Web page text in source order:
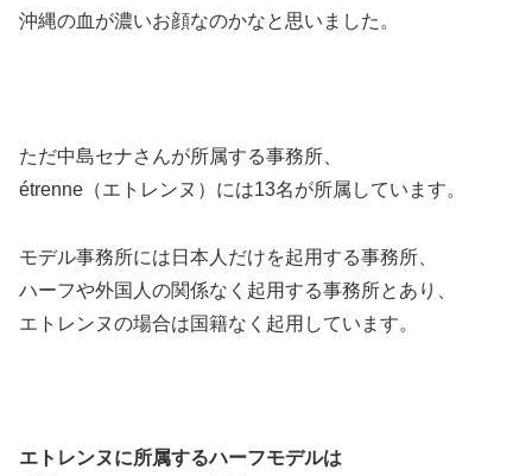
沖縄の血が濃いお顔なのかなと思いました。
ただ中島セナさんが所属する事務所、
étrenne（エトレンヌ）には13名が所属しています。
モデル事務所には日本人だけを起用する事務所、
ハーフや外国人の関係なく起用する事務所とあり、
エトレンヌの場合は国籍なく起用しています。
エトレンヌに所属するハーフモデルは